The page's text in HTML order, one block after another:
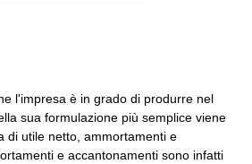
l'impresa è in grado di produrre nel
sua formulazione più semplice viene
di utile netto, ammortamenti e
e accantonamenti sono infatti